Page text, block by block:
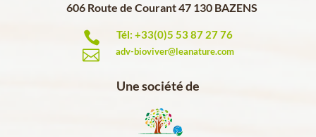
606 Route de Courant 47 130 BAZENS
 Tél: +33(0)5 53 87 27 76
 adv-bioviver@leanature.com
Une société de